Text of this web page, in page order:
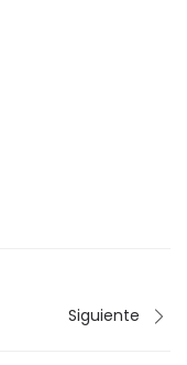
Siguiente